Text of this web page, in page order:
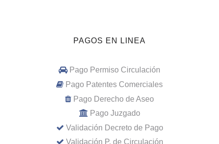
PAGOS EN LINEA
Pago Permiso Circulación
Pago Patentes Comerciales
Pago Derecho de Aseo
Pago Juzgado
Validación Decreto de Pago
Validación P. de Circulación